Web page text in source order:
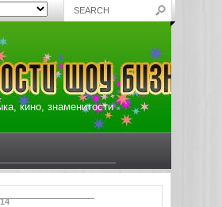
кино, знаменитости